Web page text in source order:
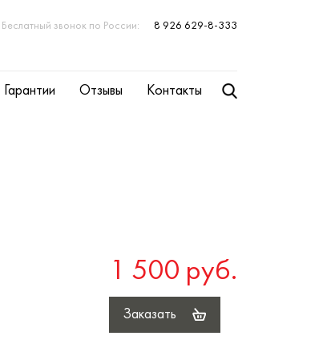
Гарантии Отзывы Контакты
Беслатный звонок по России: 8 926 629-8-333
1 500 руб.
Заказать